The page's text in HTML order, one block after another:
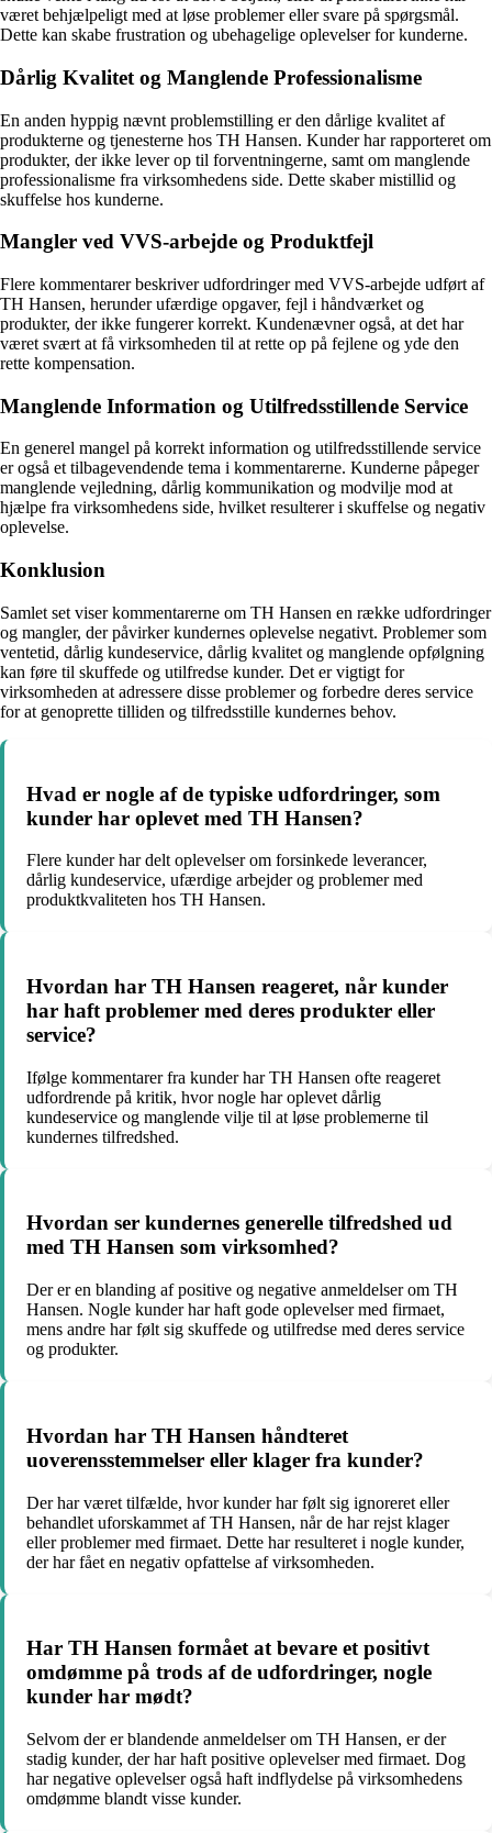
været behjælpeligt med at løse problemer eller svare på spørgsmål.
Dette kan skabe frustration og ubehagelige oplevelser for kunderne.
Dårlig Kvalitet og Manglende Professionalisme
En anden hyppig nævnt problemstilling er den dårlige kvalitet af
produkterne og tjenesterne hos TH Hansen. Kunder har rapporteret om
produkter, der ikke lever op til forventningerne, samt om manglende
professionalisme fra virksomhedens side. Dette skaber mistillid og
skuffelse hos kunderne.
Mangler ved VVS-arbejde og Produktfejl
Flere kommentarer beskriver udfordringer med VVS-arbejde udført af
TH Hansen, herunder ufærdige opgaver, fejl i håndværket og
produkter, der ikke fungerer korrekt. Kundenævner også, at det har
været svært at få virksomheden til at rette op på fejlene og yde den
rette kompensation.
Manglende Information og Utilfredsstillende Service
En generel mangel på korrekt information og utilfredsstillende service
er også et tilbagevendende tema i kommentarerne. Kunderne påpeger
manglende vejledning, dårlig kommunikation og modvilje mod at
hjælpe fra virksomhedens side, hvilket resulterer i skuffelse og negativ
oplevelse.
Konklusion
Samlet set viser kommentarerne om TH Hansen en række udfordringer
og mangler, der påvirker kundernes oplevelse negativt. Problemer som
ventetid, dårlig kundeservice, dårlig kvalitet og manglende opfølgning
kan føre til skuffede og utilfredse kunder. Det er vigtigt for
virksomheden at adressere disse problemer og forbedre deres service
for at genoprette tilliden og tilfredsstille kundernes behov.
Hvad er nogle af de typiske udfordringer, som
kunder har oplevet med TH Hansen?
Flere kunder har delt oplevelser om forsinkede leverancer,
dårlig kundeservice, ufærdige arbejder og problemer med
produktkvaliteten hos TH Hansen.
Hvordan har TH Hansen reageret, når kunder
har haft problemer med deres produkter eller
service?
Ifølge kommentarer fra kunder har TH Hansen ofte reageret
udfordrende på kritik, hvor nogle har oplevet dårlig
kundeservice og manglende vilje til at løse problemerne til
kundernes tilfredshed.
Hvordan ser kundernes generelle tilfredshed ud
med TH Hansen som virksomhed?
Der er en blanding af positive og negative anmeldelser om TH
Hansen. Nogle kunder har haft gode oplevelser med firmaet,
mens andre har følt sig skuffede og utilfredse med deres service
og produkter.
Hvordan har TH Hansen håndteret
uoverensstemmelser eller klager fra kunder?
Der har været tilfælde, hvor kunder har følt sig ignoreret eller
behandlet uforskammet af TH Hansen, når de har rejst klager
eller problemer med firmaet. Dette har resulteret i nogle kunder,
der har fået en negativ opfattelse af virksomheden.
Har TH Hansen formået at bevare et positivt
omdømme på trods af de udfordringer, nogle
kunder har mødt?
Selvom der er blandende anmeldelser om TH Hansen, er der
stadig kunder, der har haft positive oplevelser med firmaet. Dog
har negative oplevelser også haft indflydelse på virksomhedens
omdømme blandt visse kunder.